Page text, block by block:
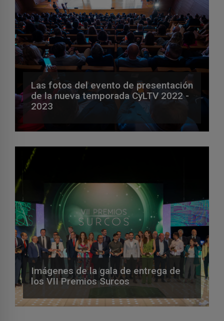
Las fotos del evento de presentación
de la nueva temporada CyLTV 2022 -
2023
Imágenes de la gala de entrega de
los VII Premios Surcos